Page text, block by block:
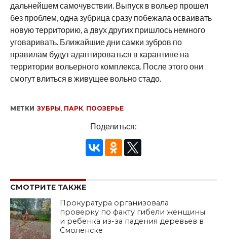
дальнейшем самочувствии. Выпуск в вольер прошел
без проблем, одна зубрица сразу побежала осваивать
новую территорию, а двух других пришлось немного
уговаривать. Ближайшие дни самки зубров по
правилам будут адаптироваться в карантине на
территории вольерного комплекса. После этого они
смогут влиться в живущее вольно стадо.
МЕТКИ ЗУБРЫ, ПАРК, ПООЗЕРЬЕ
Поделиться:
СМОТРИТЕ ТАКЖЕ
Прокуратура организовала
проверку по факту гибели женщины
и ребенка из-за падения деревьев в
Смоленске